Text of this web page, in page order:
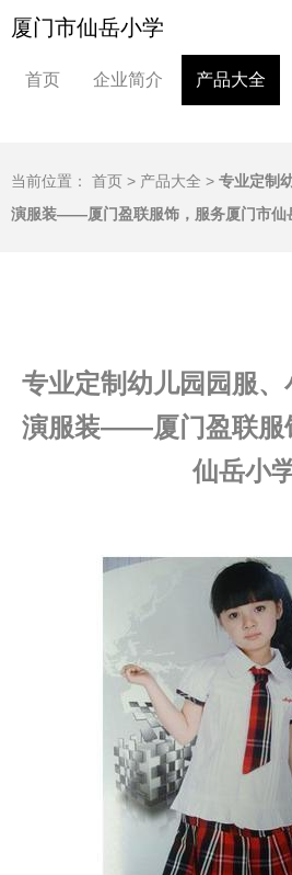
厦门市仙岳小学
首页 企业简介 产品大全
当前位置： 首页 > 产品大全 > 专业定制
演服装——厦门盈联服饰，服务厦门市仙
专业定制幼儿园园服
演服装——厦门盈联服
仙岳小